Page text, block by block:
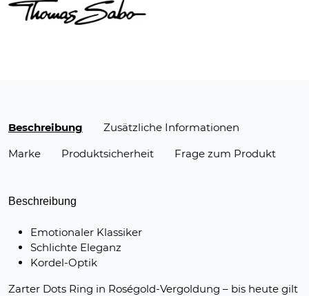
Beschreibung
Zusätzliche Informationen
Marke
Produktsicherheit Frage zum Produkt
Beschreibung
Emotionaler Klassiker
Schlichte Eleganz
Kordel-Optik
Zarter Dots Ring in Roségold-Vergoldung – bis heute gilt